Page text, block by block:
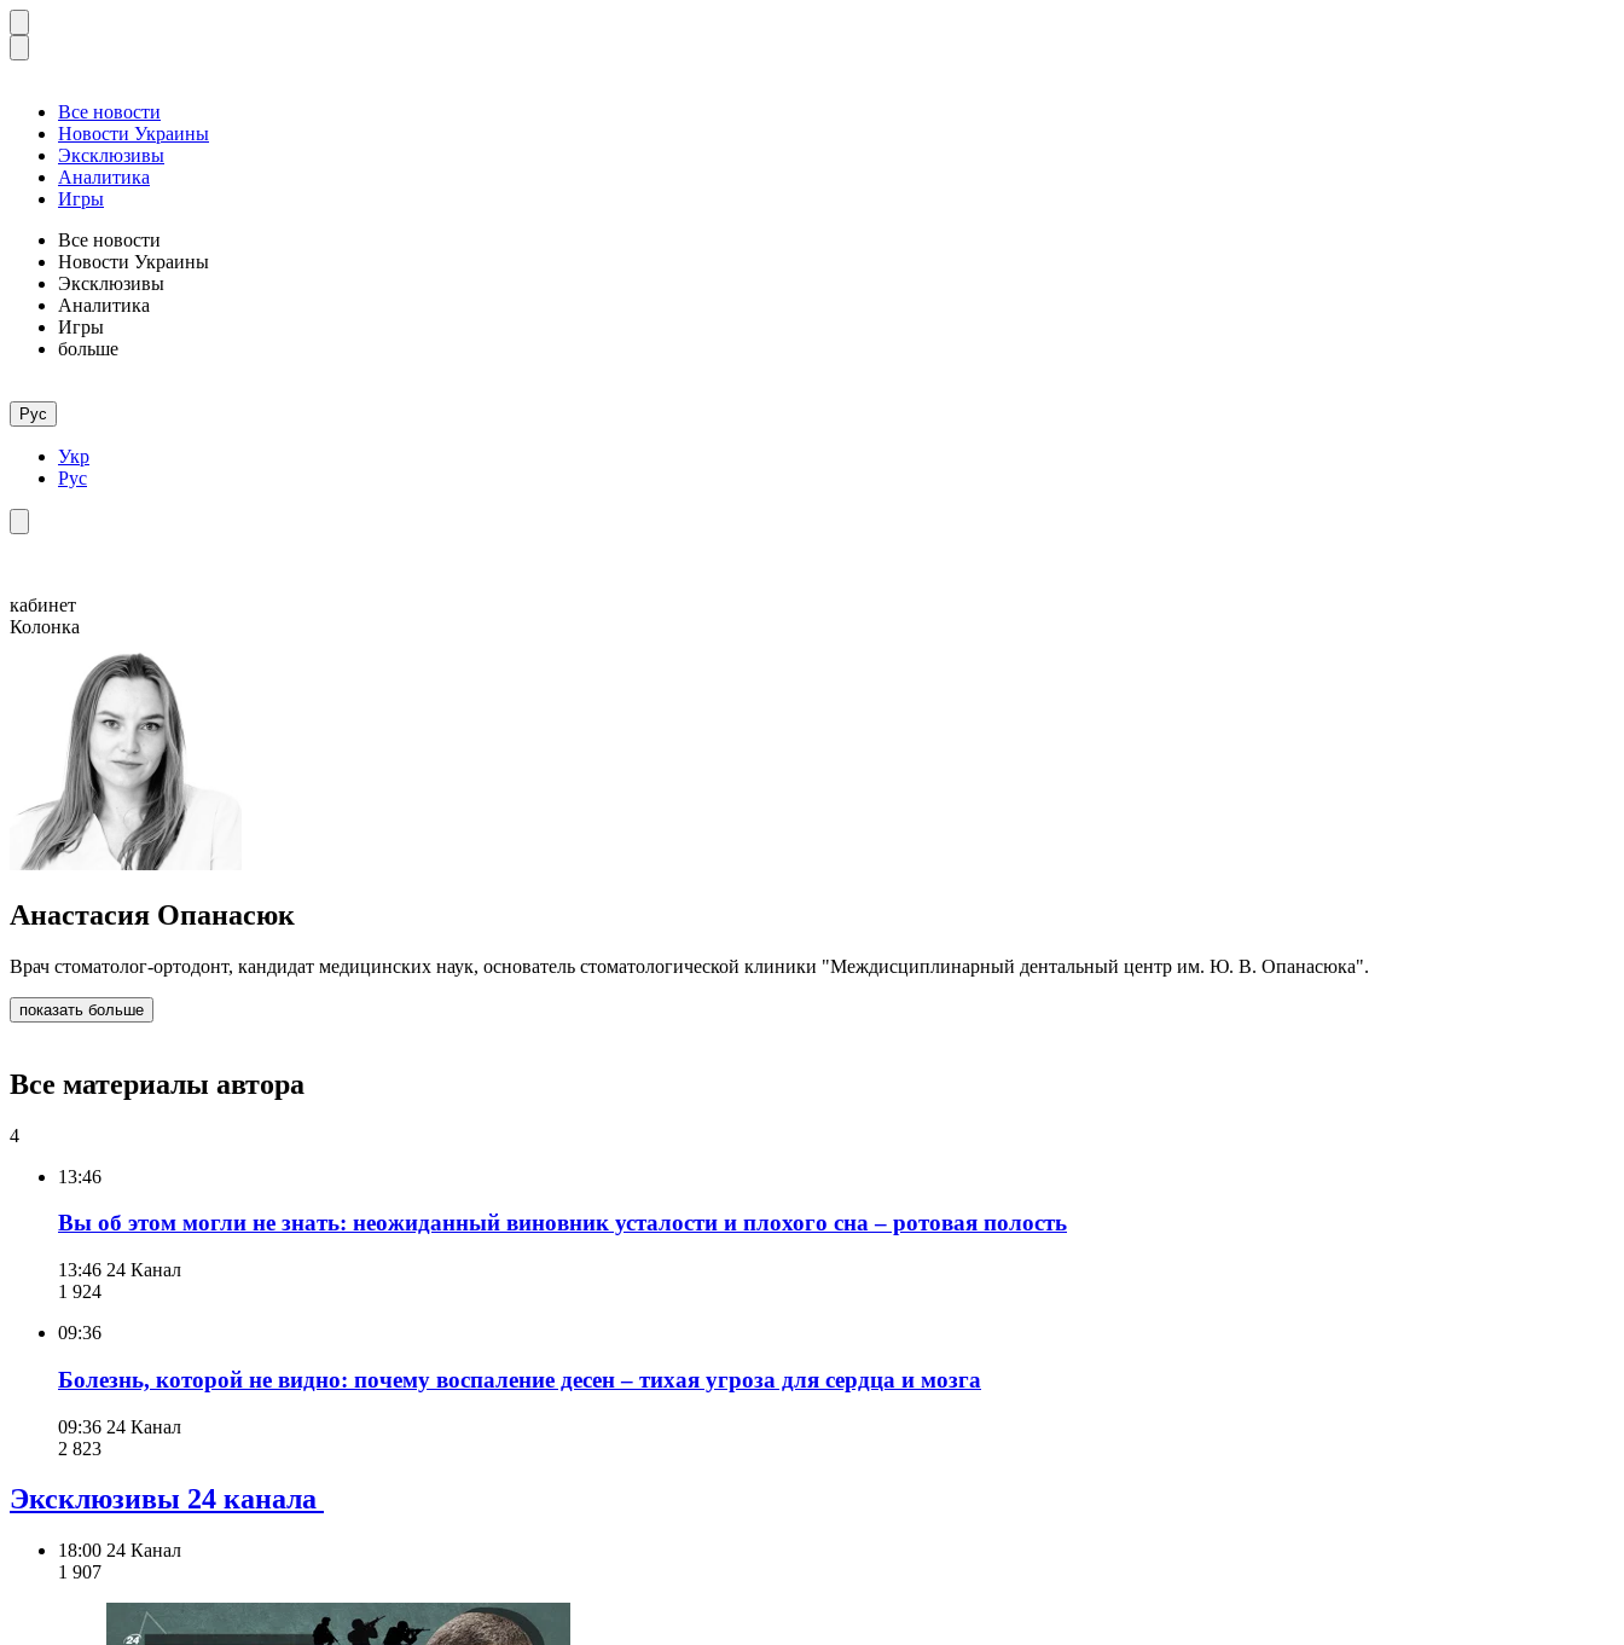
Все новости
Новости Украины
Эксклюзивы
Аналитика
Игры
Все новости
Новости Украины
Эксклюзивы
Аналитика
Игры
больше
Рус
Укр
Рус
кабинет
Колонка
Анастасия Опанасюк
Врач стоматолог-ортодонт, кандидат медицинских наук, основатель стоматологической клиники "Междисциплинарный дентальный центр им. Ю. В. Опанасюка".
показать больше
Все материалы автора
4
13:46
Вы об этом могли не знать: неожиданный виновник усталости и плохого сна – ротовая полость
13:46 24 Канал
1 924
09:36
Болезнь, которой не видно: почему воспаление десен – тихая угроза для сердца и мозга
09:36 24 Канал
2 823
Эксклюзивы 24 канала
18:00 24 Канал
1 907